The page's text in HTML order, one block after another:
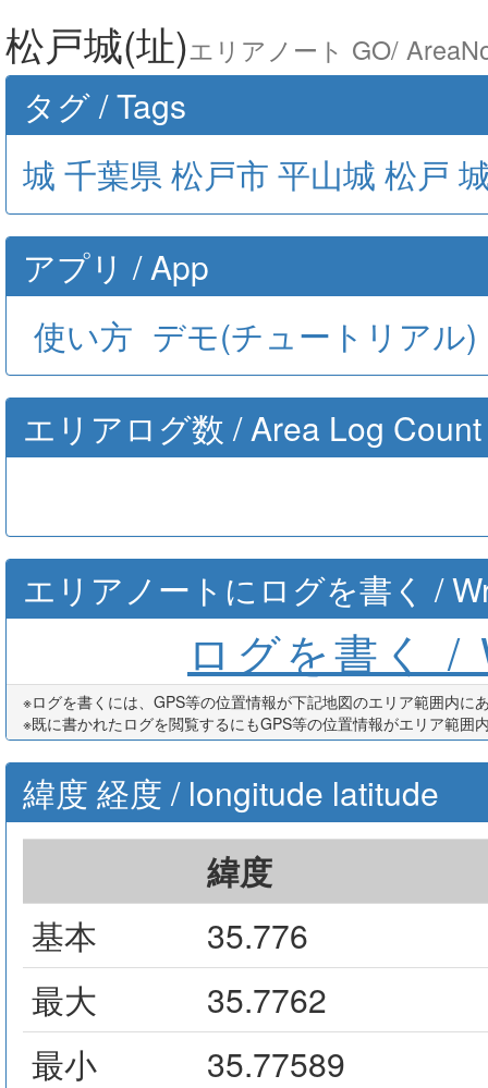
松戸城(址)エリアノート GO/
タグ / Tags
城 千葉県松戸市 平山城 松戸
アプリ / App
使い方 デモ(チュートリアル)
エリアログ数 / Area Log Count
エリアノートにログを書く /
ログを書く
※ログを書くには、GPS等の位置情報が下記地図のエリア範囲内に
※既に書かれたログを閲覧するにもGPS等の位置情報がエリア範囲
緯度 経度 / longitude latitude
緯度
基本
35.776
最大
35.7762
最小
35.77589